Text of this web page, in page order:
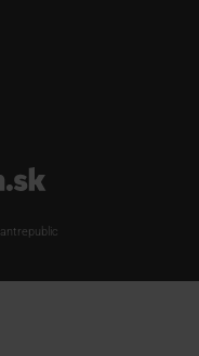
antrepublic